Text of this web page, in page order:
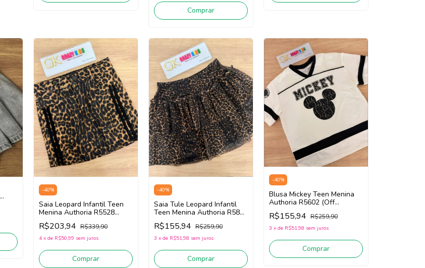
Comprar
-40%
Saia Leopard Infantil Teen
Menina Authoria R5528
(Marrom/Preto)
R$203,94 R$339,90
4 x de R$50,99 sem juros
Comprar
-40%
Saia Tule Leopard Infantil
Teen Menina Authoria R5858
(Marrom/Preto)
R$155,94 R$259,90
3 x de R$51,98 sem juros
Comprar
-40%
Blusa Mickey Teen Menina
Authoria R5602 (Off
White/Preto)
R$155,94 R$259,90
3 x de R$51,98 sem juros
Comprar